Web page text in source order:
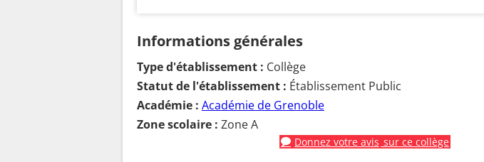
Informations générales
Type d'établissement : Collège
Statut de l'établissement : Établissement Public
Académie : Académie de Grenoble
Zone scolaire : Zone A
Donnez votre avis sur ce collège